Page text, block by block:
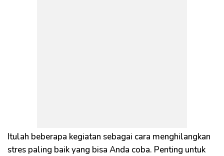
Itulah beberapa kegiatan sebagai cara menghilangkan
stres paling baik yang bisa Anda coba. Penting untuk